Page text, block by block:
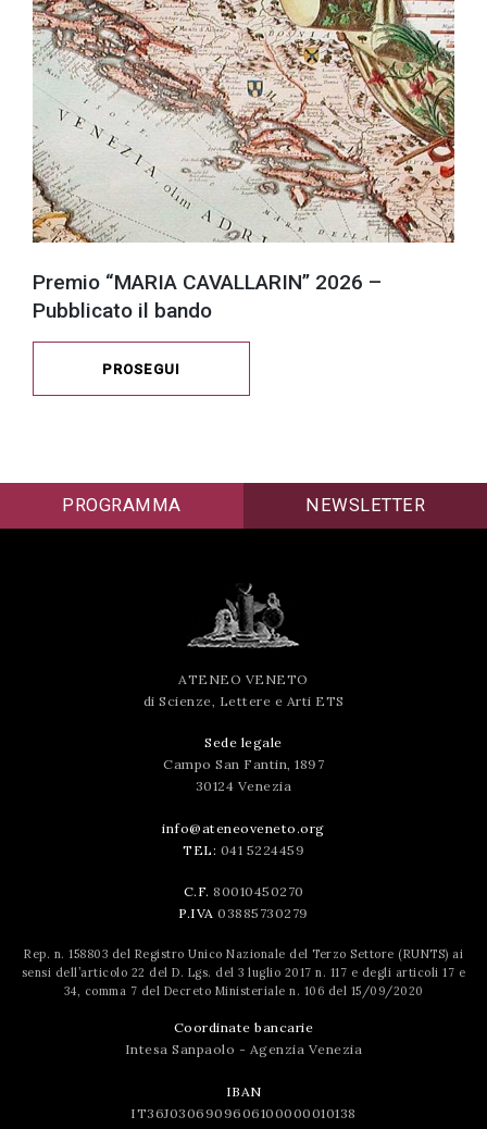
Premio “MARIA CAVALLARIN” 2026 –
Pubblicato il bando
PROSEGUI
PROGRAMMA NEWSLETTER
ATENEO VENETO
di Scienze, Lettere e Arti ETS
Sede legale
Campo San Fantin, 1897
30124 Venezia
info@ateneoveneto.org
TEL: 041 5224459
C.F. 80010450270
P.IVA 03885730279
Rep. n. 158803 del Registro Unico Nazionale del Terzo Settore (RUNTS) ai
sensi dell’articolo 22 del D. Lgs. del 3 luglio 2017 n. 117 e degli articoli 17 e
34, comma 7 del Decreto Ministeriale n. 106 del 15/09/2020
Coordinate bancarie
Intesa Sanpaolo - Agenzia Venezia
IBAN
IT36J0306909606100000010138